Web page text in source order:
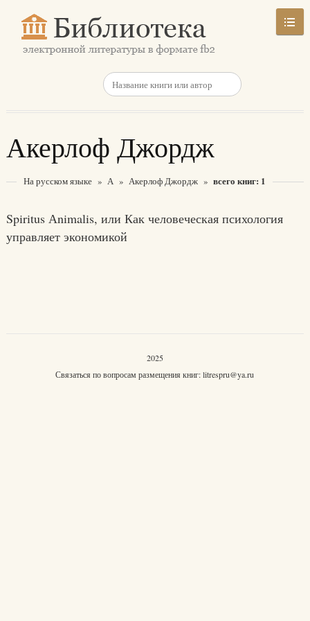
Акерлоф Джордж
На русском языке » А » Акерлоф Джордж » всего книг: 1
Spiritus Аnimalis, или Как человеческая психология
управляет экономикой
2025
Связаться по вопросам размещения книг:litrespru@ya.ru